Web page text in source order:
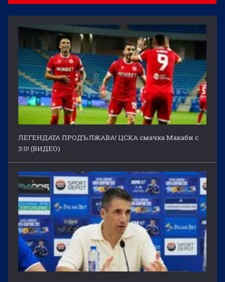
ЛЕГЕНДАТА ПРОДЪЛЖАВА! ЦСКА смачка Макаби с
3:0! (ВИДЕО)